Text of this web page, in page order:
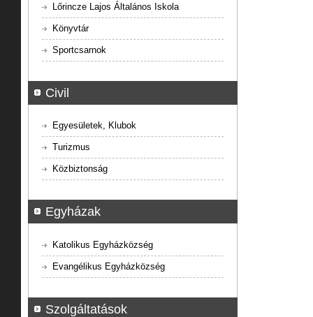
Lőrincze Lajos Általános Iskola
Könyvtár
Sportcsarnok
Civil
Egyesületek, Klubok
Turizmus
Közbiztonság
Egyházak
Katolikus Egyházközség
Evangélikus Egyházközség
Szolgáltatások